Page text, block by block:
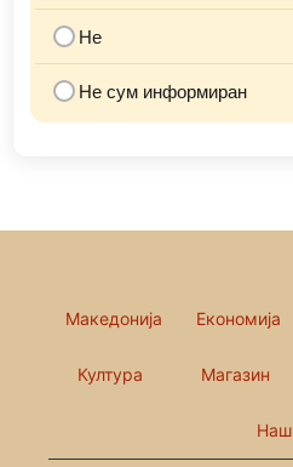
Не
Не сум информиран
Македонија Економија
Култура Магазин